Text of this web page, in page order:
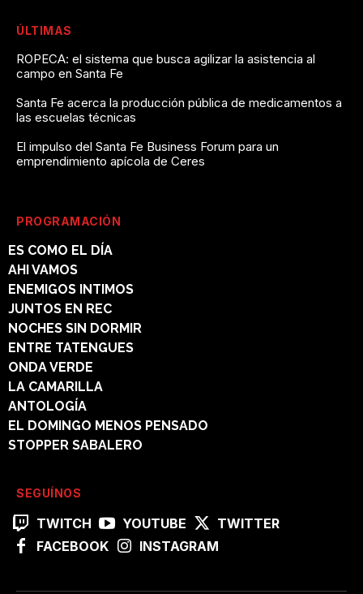
ÚLTIMAS
ROPECA: el sistema que busca agilizar la asistencia al
campo en Santa Fe
Santa Fe acerca la producción pública de medicamentos a
las escuelas técnicas
El impulso del Santa Fe Business Forum para un
emprendimiento apícola de Ceres
PROGRAMACIÓN
ES COMO EL DÍA
AHI VAMOS
ENEMIGOS INTIMOS
JUNTOS EN REC
NOCHES SIN DORMIR
ENTRE TATENGUES
ONDA VERDE
LA CAMARILLA
ANTOLOGÍA
EL DOMINGO MENOS PENSADO
STOPPER SABALERO
SEGUÍNOS
TWITCH YOUTUBE
TWITTER
FACEBOOK
INSTAGRAM